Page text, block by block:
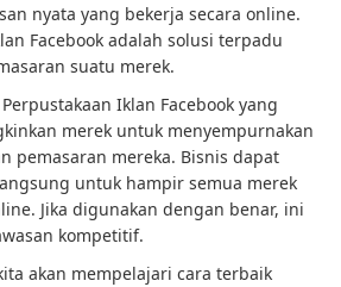
nyata yang bekerja secara online.
Facebook adalah solusi terpadu
suatu merek.
Iklan Facebook yang
merek untuk menyempurnakan
pemasaran mereka. Bisnis dapat
untuk hampir semua merek
Jika digunakan dengan benar, ini
kompetitif.
akan mempelajari cara terbaik